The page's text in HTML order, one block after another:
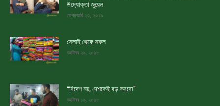
উদ্যোক্তা জুয়েল
ফেব্রুয়ারি ২৩, ২০১৯
সেলাই থেকে সফল
অক্টোবর ২৯, ২০১৮
“বিদেশ নয়, দেশকেই বড় করবো”
অক্টোবর ১৯, ২০১৮